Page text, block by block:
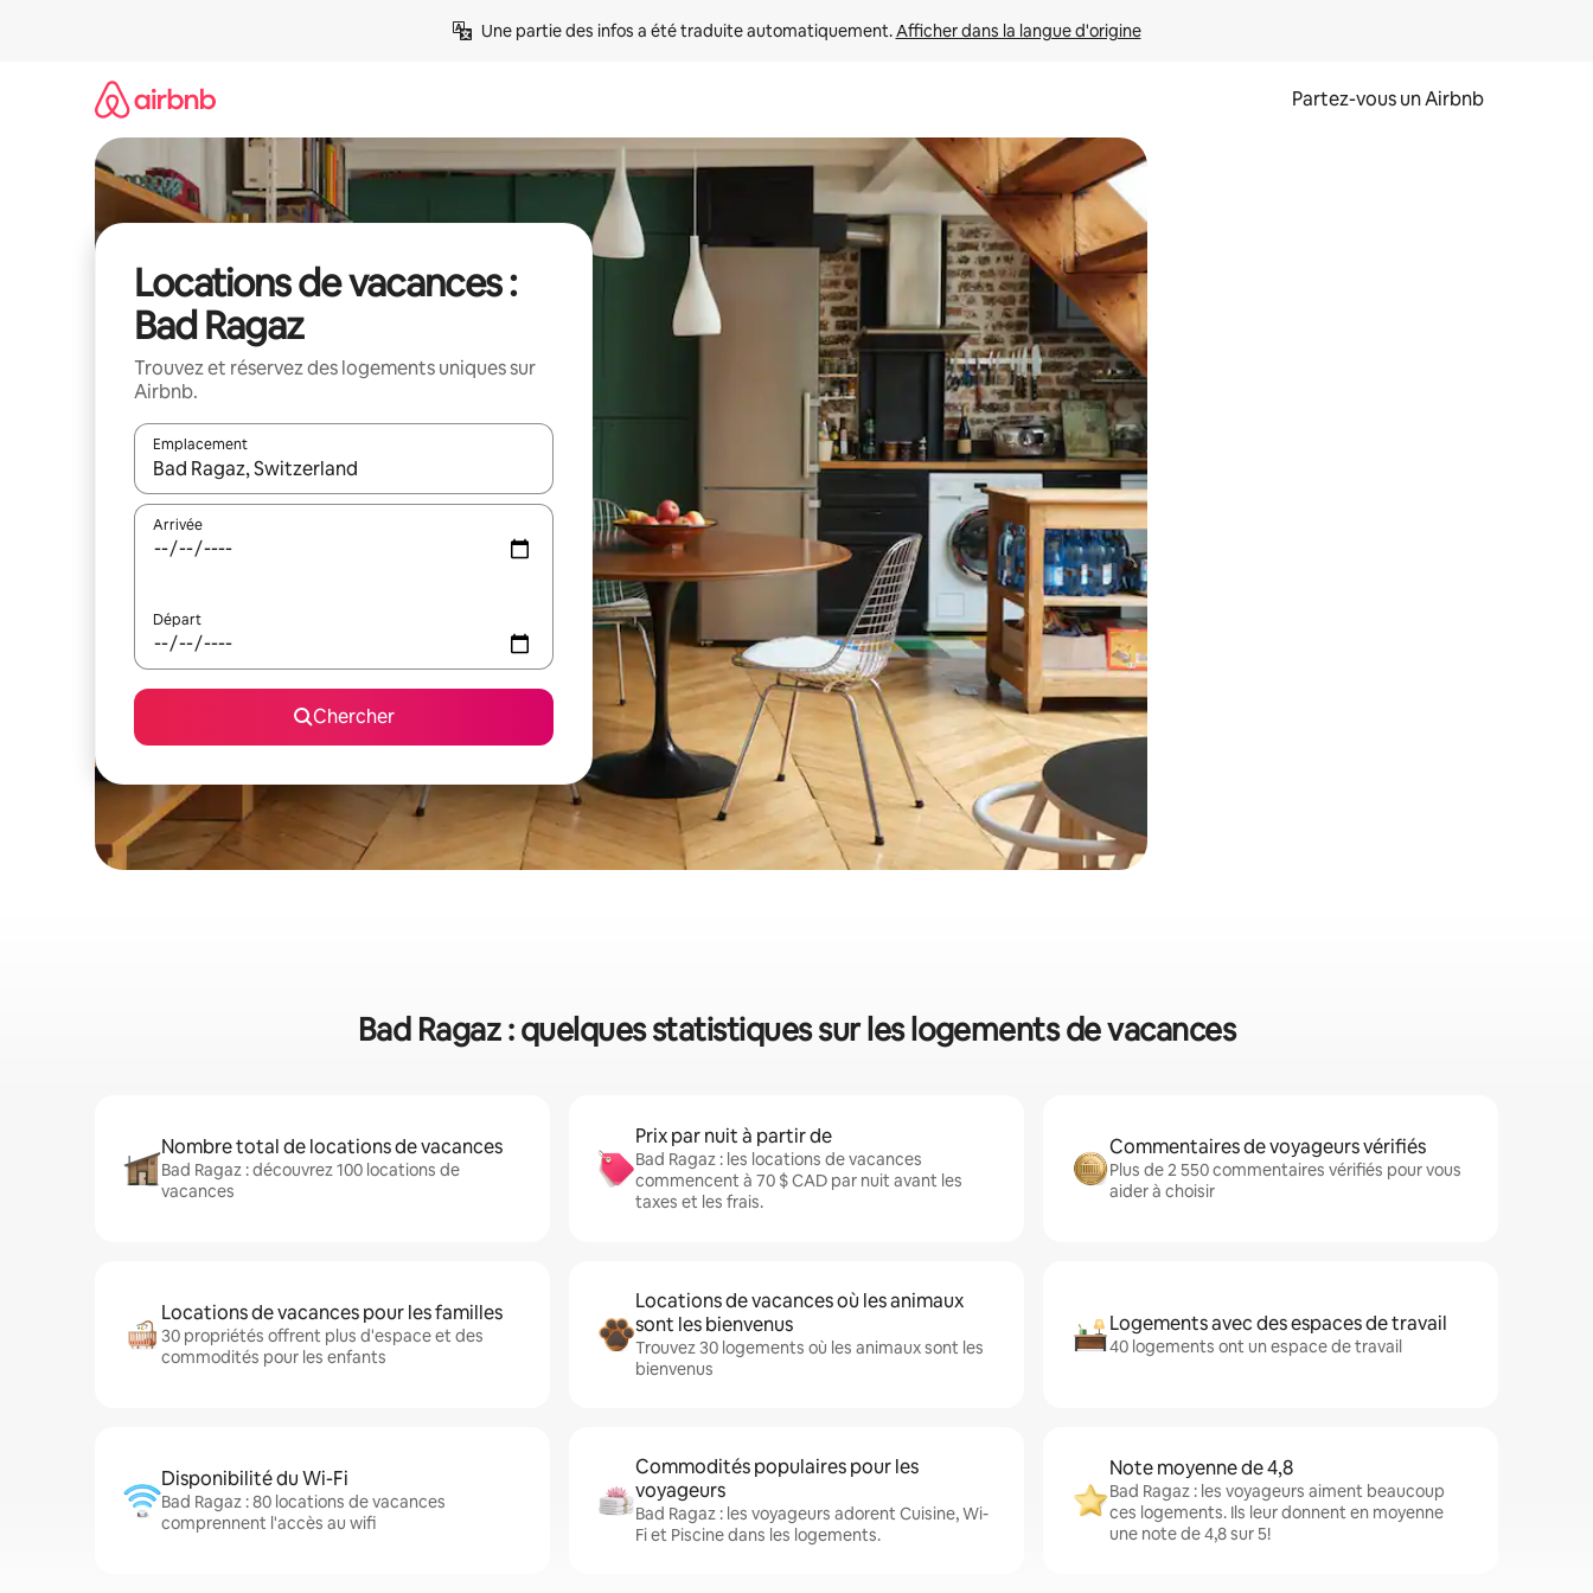
Une partie des infos a été traduite automatiquement. Afficher dans la langue d'origine
Partez-vous un Airbnb
Locations de vacances :
Bad Ragaz
Trouvez et réservez des logements uniques sur
Airbnb.
Emplacement
Quand les résultats sont affichés, parcourez-les en utilisant les flèches vers le haut et vers le bas, ou en appuyant dessus et en les faisant glisser.
Arrivée
Départ
Chercher
Bad Ragaz : quelques statistiques sur les logements de vacances
Nombre total de locations de vacances
Bad Ragaz : découvrez 100 locations de
vacances
Prix par nuit à partir de
Bad Ragaz : les locations de vacances
commencent à 70 $ CAD par nuit avant les
taxes et les frais.
Commentaires de voyageurs vérifiés
Plus de 2 550 commentaires vérifiés pour vous
aider à choisir
Locations de vacances pour les familles
30 propriétés offrent plus d'espace et des
commodités pour les enfants
Locations de vacances où les animaux
sont les bienvenus
Trouvez 30 logements où les animaux sont les
bienvenus
Logements avec des espaces de travail
40 logements ont un espace de travail
Disponibilité du Wi-Fi
Bad Ragaz : 80 locations de vacances
comprennent l'accès au wifi
Commodités populaires pour les
voyageurs
Bad Ragaz : les voyageurs adorent Cuisine, Wi-
Fi et Piscine dans les logements.
Note moyenne de 4,8
Bad Ragaz : les voyageurs aiment beaucoup
ces logements. Ils leur donnent en moyenne
une note de 4,8 sur 5!